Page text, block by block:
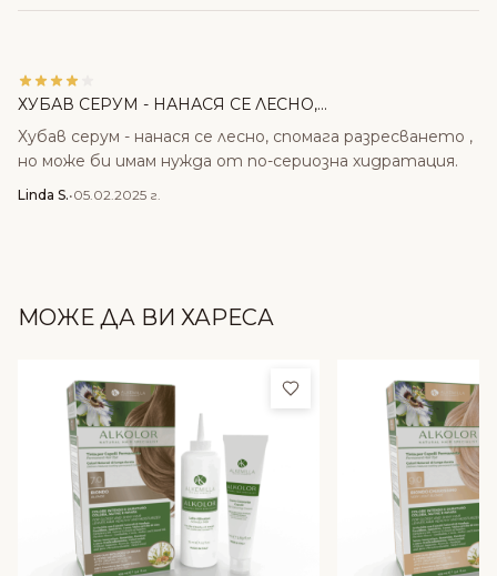
ХУБАВ СЕРУМ - НАНАСЯ СЕ ЛЕСНО,...
Хубав серум - нанася се лесно, спомага разресването ,
но може би имам нужда от по-сериозна хидратация.
Linda S.•05.02.2025 г.
МОЖЕ ДА ВИ ХАРЕСА
Добави в любими